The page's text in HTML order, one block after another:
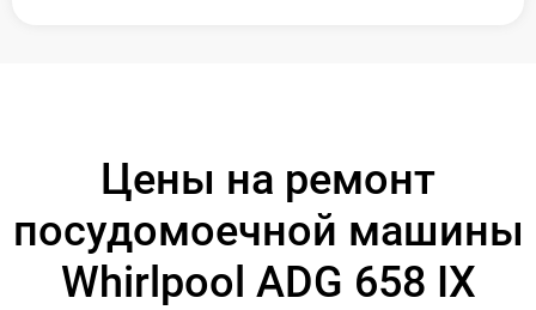
Цены на ремонт
посудомоечной машины
Whirlpool ADG 658 IX